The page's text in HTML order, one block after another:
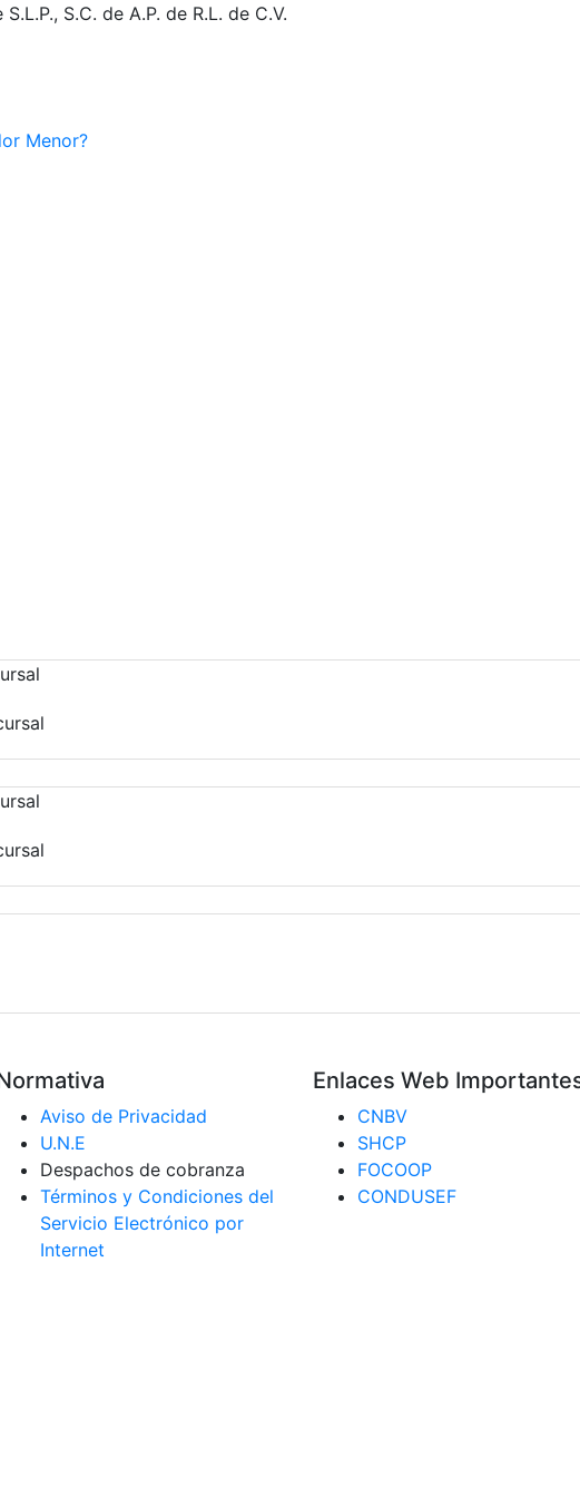
S.C. de A.P. de R.L. de C.V.
Menor?
Aviso de Privacidad
U.N.E
Despachos de cobranza
Términos y Condiciones del
Servicio Electrónico por
Internet
Enlaces Web
CNBV
SHCP
FOCOOP
CONDUSEF